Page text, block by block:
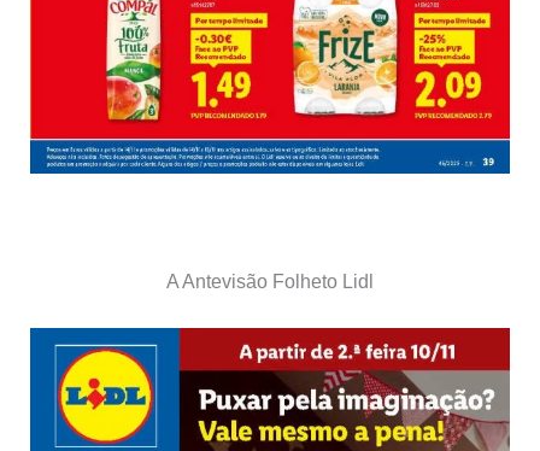
A Antevisão Folheto Lidl